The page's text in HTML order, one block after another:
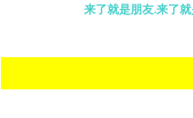
来了就是朋友.来了
咋们